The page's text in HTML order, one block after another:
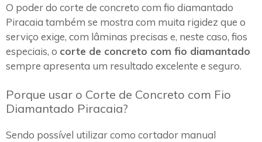
O poder do corte de concreto com fio diamantado
Piracaia também se mostra com muita rigidez que o
serviço exige, com lâminas precisas e, neste caso, fios
especiais, o corte de concreto com fio diamantado
sempre apresenta um resultado excelente e seguro.
Porque usar o Corte de Concreto com Fio
Diamantado Piracaia?
Sendo possível utilizar como cortador manual